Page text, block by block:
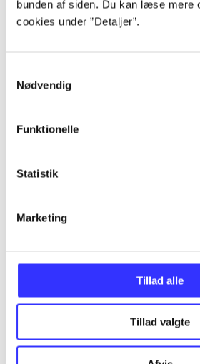
bunden af siden. Du kan læse mere
cookies under ”Detaljer”.
Nødvendig
Funktionelle
Statistik
Marketing
Tillad alle
Tillad valgte
Alle registrerede artikler fordelt på
...
Minder om